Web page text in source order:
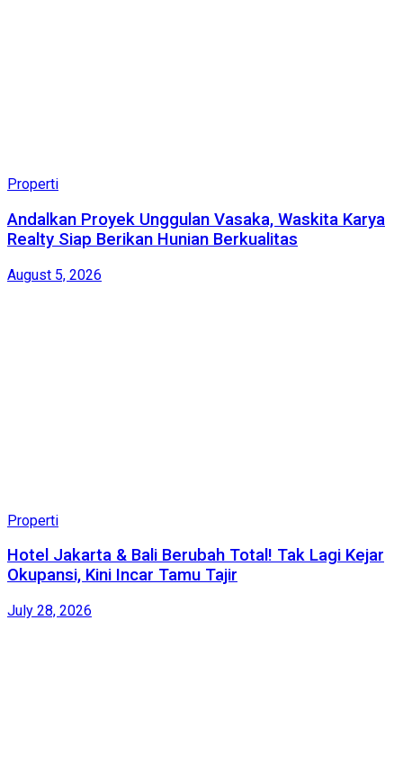
Properti
Andalkan Proyek Unggulan Vasaka, Waskita Karya
Realty Siap Berikan Hunian Berkualitas
August 5, 2026
Properti
Hotel Jakarta & Bali Berubah Total! Tak Lagi Kejar
Okupansi, Kini Incar Tamu Tajir
July 28, 2026